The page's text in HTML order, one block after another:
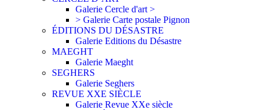
Galerie Cercle d'art >
> Galerie Carte postale Pignon
ÉDITIONS DU DÉSASTRE
Galerie Editions du Désastre
MAEGHT
Galerie Maeght
SEGHERS
Galerie Seghers
REVUE XXE SIÈCLE
Galerie Revue XXe siècle